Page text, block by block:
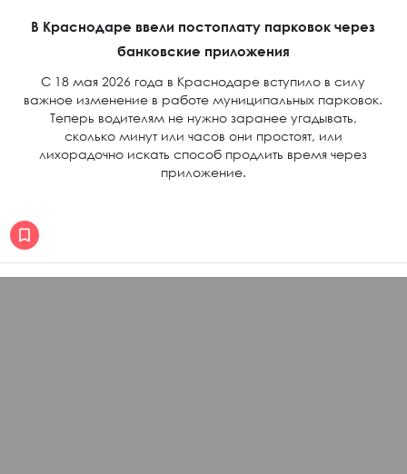
В Краснодаре ввели постоплату парковок через
банковские приложения
С 18 мая 2026 года в Краснодаре вступило в силу
важное изменение в работе муниципальных парковок.
Теперь водителям не нужно заранее угадывать,
сколько минут или часов они простоят, или
лихорадочно искать способ продлить время через
приложение.